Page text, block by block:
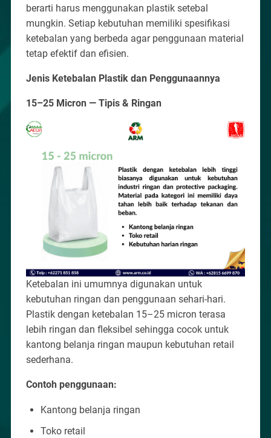
berarti harus menggunakan plastik setebal
mungkin. Setiap kebutuhan memiliki spesifikasi
ketebalan yang berbeda agar penggunaan material
tetap efektif dan efisien.
Jenis Ketebalan Plastik dan Penggunaannya
15–25 Micron — Tipis & Ringan
Ketebalan ini umumnya digunakan untuk
kebutuhan ringan dan penggunaan sehari-hari.
Plastik dengan ketebalan 15–25 micron terasa
lebih ringan dan fleksibel sehingga cocok untuk
kantong belanja ringan maupun kebutuhan retail
sederhana.
Contoh penggunaan:
Kantong belanja ringan
Toko retail